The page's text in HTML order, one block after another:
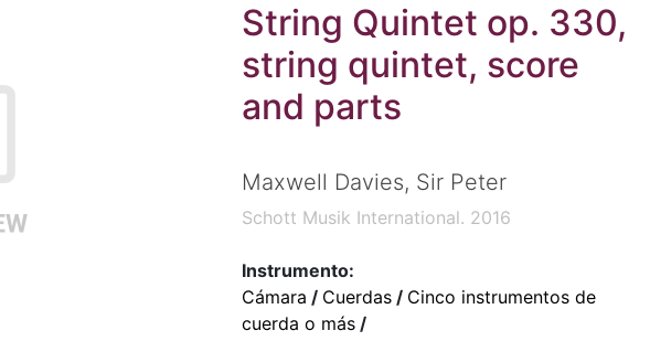
String Quintet op. 330,
string quintet, score
and parts
Maxwell Davies, Sir Peter
Schott Musik International. 2016
Instrumento:
Cámara / Cuerdas/ Cinco instrumentos de
cuerda o más/